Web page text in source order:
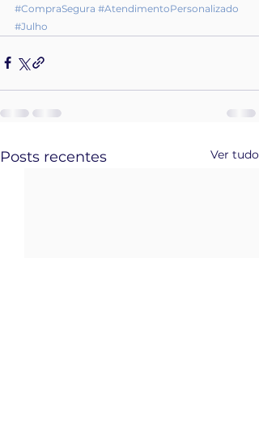
#CompraSegura #AtendimentoPersonalizado
#Julho
Posts recentes Ver tudo